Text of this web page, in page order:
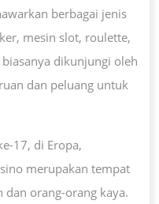
GAMBLING
berbagai jenis
mesin slot, roulette,
biasanya dikunjungi oleh
dan peluang untuk
17, di Eropa,
merupakan tempat
orang-orang kaya.